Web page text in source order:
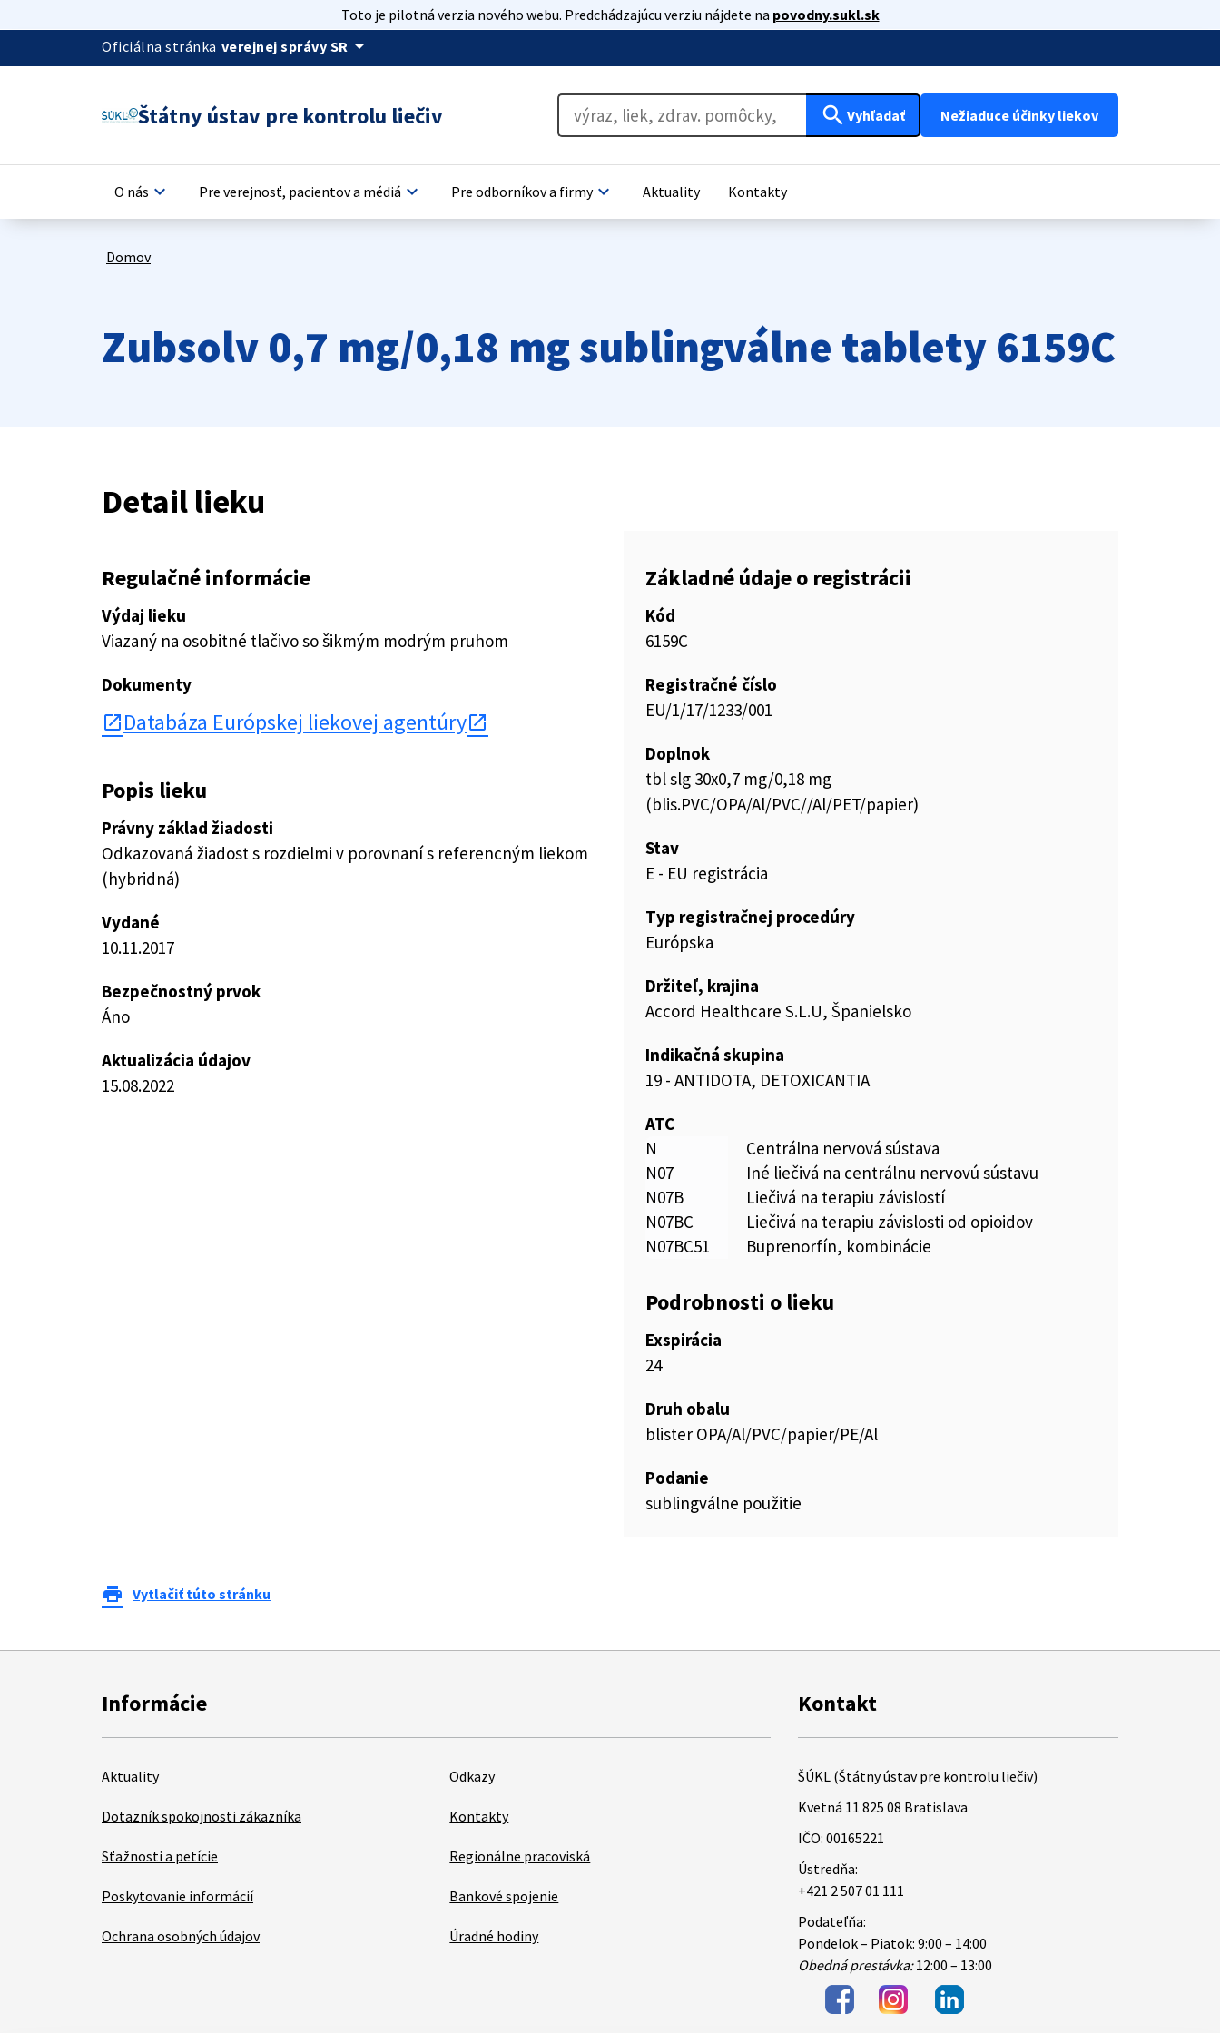
Toto je pilotná verzia nového webu. Predchádzajúcu verziu nájdete na povodny.sukl.sk
Oficiálna stránka verejnej správy SR arrow_drop_down
Štátny ústav pre kontrolu liečiv search Vyhľadať Nežiaduce účinky liekov
O nás keyboard_arrow_down Pre verejnosť, pacientov a médiá keyboard_arrow_down Pre odborníkov a firmykeyboard_arrow_down Aktuality Kontakty
Domov
Zubsolv 0,7 mg/0,18 mg sublingválne tablety 6159C
Detail lieku
Regulačné informácie
Výdaj lieku
Viazaný na osobitné tlačivo so šikmým modrým pruhom
Dokumenty
open_in_new Databáza Európskej liekovej agentúry
Popis lieku
Právny základ žiadosti
Odkazovaná žiadost s rozdielmi v porovnaní s referencným liekom
(hybridná)
Vydané
10.11.2017
Bezpečnostný prvok
Áno
Aktualizácia údajov
15.08.2022
Základné údaje o registrácii
Kód
6159C
Registračné číslo
EU/1/17/1233/001
Doplnok
tbl slg 30x0,7 mg/0,18 mg
(blis.PVC/OPA/Al/PVC//Al/PET/papier)
Stav
E - EU registrácia
Typ registračnej procedúry
Európska
Držiteľ, krajina
Accord Healthcare S.L.U, Španielsko
Indikačná skupina
19 - ANTIDOTA, DETOXICANTIA
ATC
N
Centrálna nervová sústava
N07
Iné liečivá na centrálnu nervovú sústavu
N07B
Liečivá na terapiu závislostí
N07BC
Liečivá na terapiu závislosti od opioidov
N07BC51
Buprenorfín, kombinácie
Podrobnosti o lieku
Exspirácia
24
Druh obalu
blister OPA/Al/PVC/papier/PE/Al
Podanie
sublingválne použitie
print Vytlačiť túto stránku
Informácie
Aktuality
Dotazník spokojnosti zákazníka
Sťažnosti a petície
Poskytovanie informácií
Ochrana osobných údajov
Odkazy
Kontakty
Regionálne pracoviská
Bankové spojenie
Úradné hodiny
Kontakt
ŠÚKL (Štátny ústav pre kontrolu liečiv)
Kvetná 11 825 08 Bratislava
IČO: 00165221
Ústredňa:
+421 2 507 01 111
Podateľňa:
Pondelok – Piatok: 9:00 – 14:00
Obedná prestávka:12:00 – 13:00